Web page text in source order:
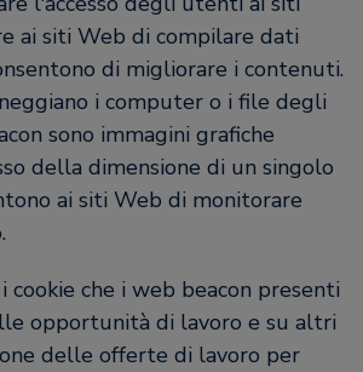
ai siti Web di compilare dati
di migliorare i contenuti.
i computer o i file degli
sono immagini grafiche
della dimensione di un singolo
ai siti Web di monitorare
cookie che i web beacon presenti
opportunità di lavoro e su altri
delle offerte di lavoro per